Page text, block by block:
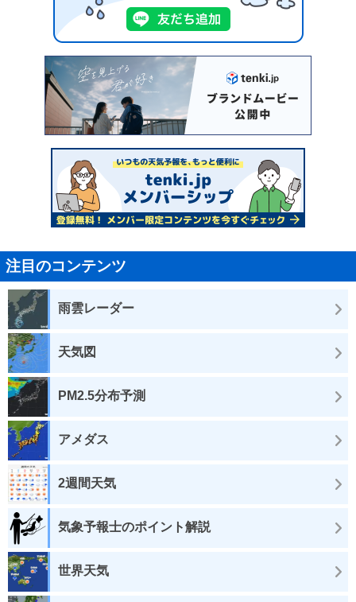
注目のコンテンツ
雨雲レーダー
天気図
PM2.5分布予測
アメダス
2週間天気
気象予報士のポイント解説
世界天気